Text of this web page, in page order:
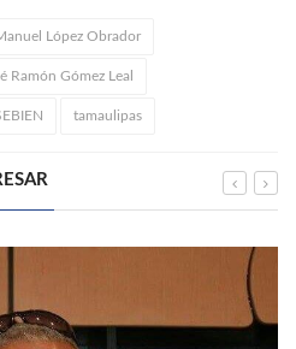
López Obrador
Ramón Gómez Leal
tamaulipas